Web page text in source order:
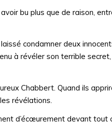
bu plus que de raison,
condamner deux
à révéler son terrible
Chabbert. Quand ils
révélations.
d’écœurement devant tout